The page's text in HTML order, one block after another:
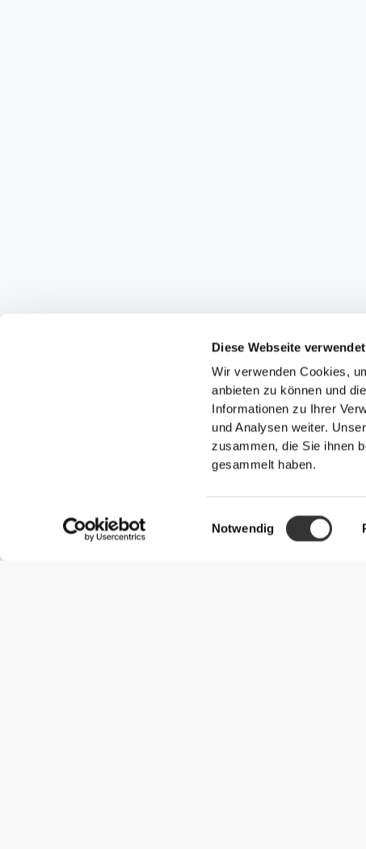
Diese Webseite
Wir verwenden Cookies,
anbieten zu können und
Informationen zu Ihrer
und Analysen weiter.
zusammen, die Sie ihnen
gesammelt haben.
Einwilligungsauswahl
Notwendig